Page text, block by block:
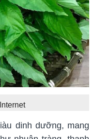
dinh dưỡng, mang